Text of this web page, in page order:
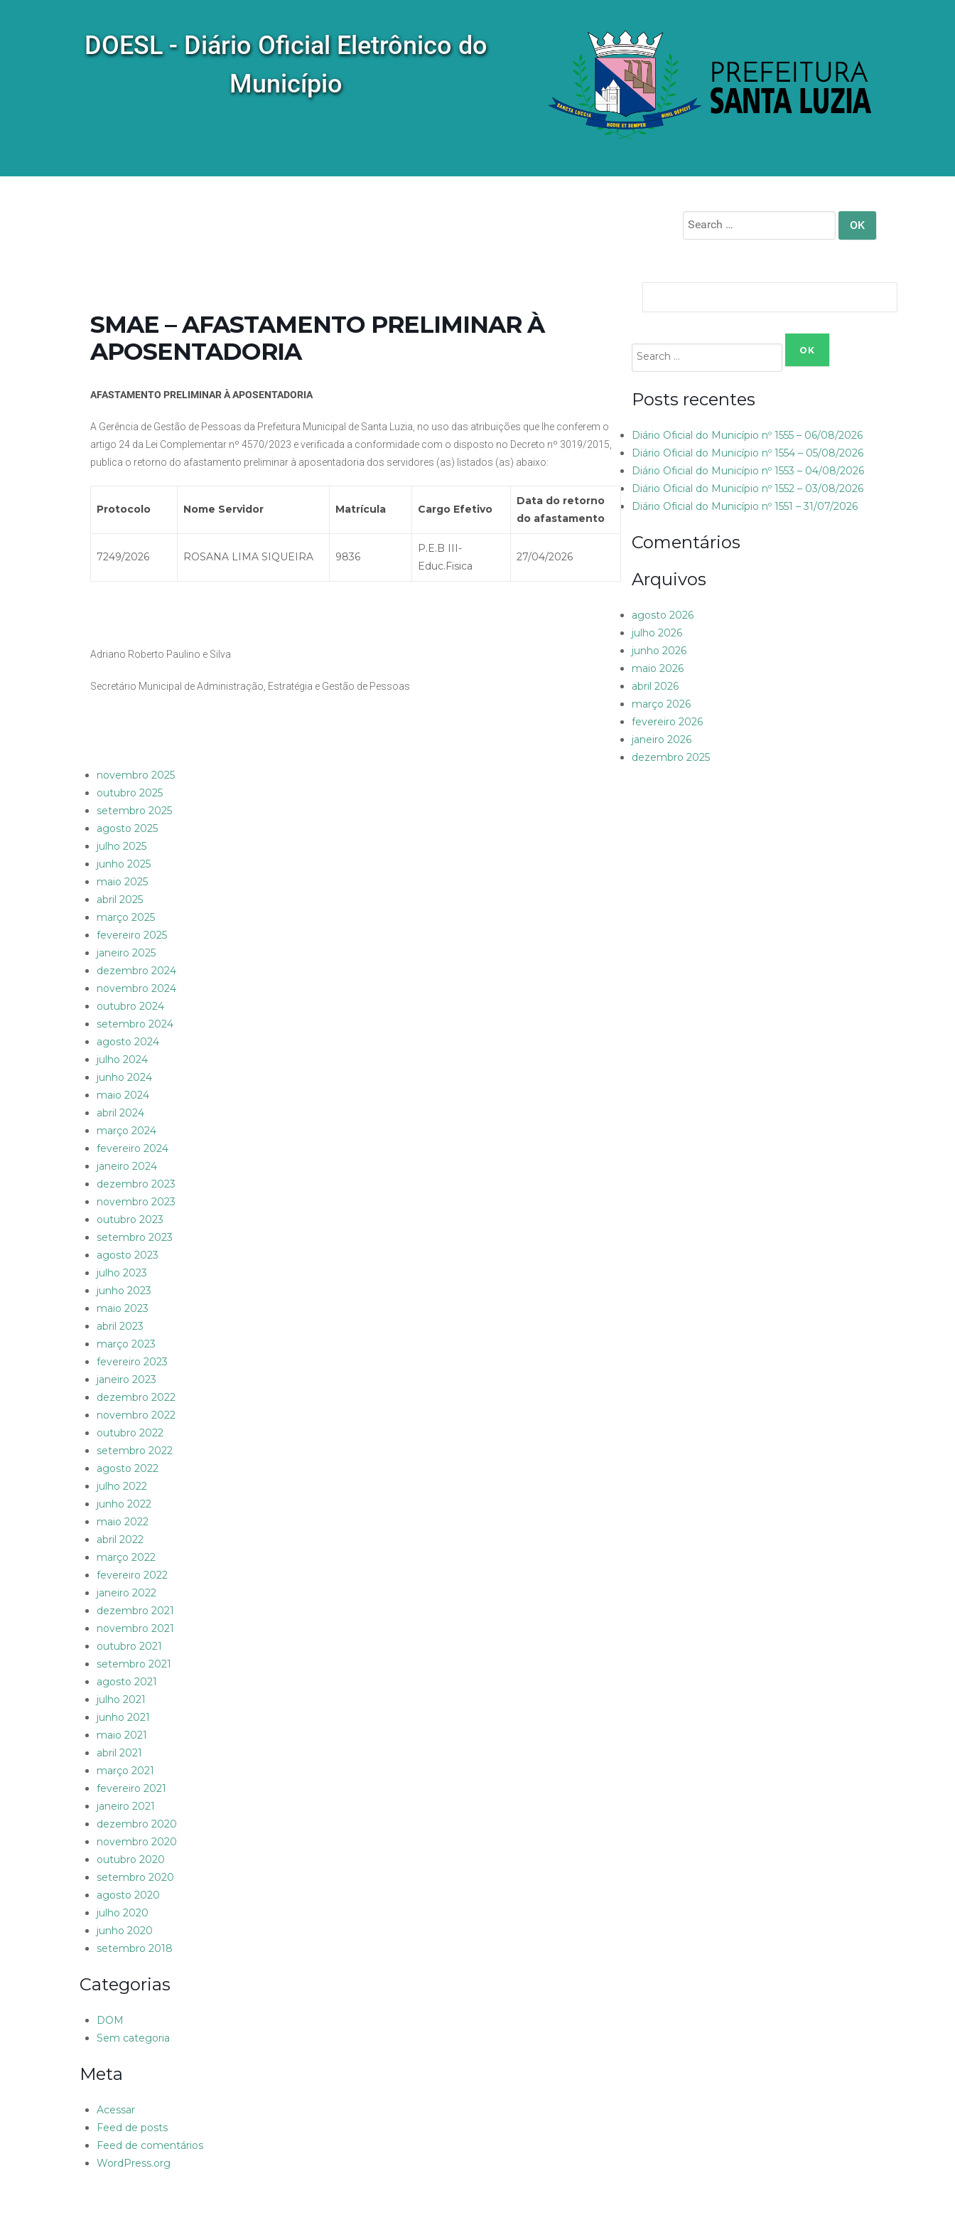
DOESL - Diário Oficial Eletrônico do
Município
Search
for:
SMAE – AFASTAMENTO PRELIMINAR À
APOSENTADORIA
AFASTAMENTO PRELIMINAR À APOSENTADORIA
A Gerência de Gestão de Pessoas da Prefeitura Municipal de Santa Luzia, no uso das atribuições que lhe conferem o
artigo 24 da Lei Complementar nº 4570/2023 e verificada a conformidade com o disposto no Decreto nº 3019/2015,
publica o retorno do afastamento preliminar à aposentadoria dos servidores (as) listados (as) abaixo:
Protocolo Nome Servidor Matrícula Cargo Efetivo
Data do retorno
do afastamento
7249/2026 ROSANA LIMA SIQUEIRA 9836
P.E.B III-
Educ.Fisica
27/04/2026
Adriano Roberto Paulino e Silva
Secretário Municipal de Administração, Estratégia e Gestão de Pessoas
Search
for:
Posts recentes
Diário Oficial do Município nº 1555 – 06/08/2026
Diário Oficial do Município nº 1554 – 05/08/2026
Diário Oficial do Município nº 1553 – 04/08/2026
Diário Oficial do Município nº 1552 – 03/08/2026
Diário Oficial do Município nº 1551 – 31/07/2026
Comentários
Arquivos
agosto 2026
julho 2026
junho 2026
maio 2026
abril 2026
março 2026
fevereiro 2026
janeiro 2026
dezembro 2025
novembro 2025
outubro 2025
setembro 2025
agosto 2025
julho 2025
junho 2025
maio 2025
abril 2025
março 2025
fevereiro 2025
janeiro 2025
dezembro 2024
novembro 2024
outubro 2024
setembro 2024
agosto 2024
julho 2024
junho 2024
maio 2024
abril 2024
março 2024
fevereiro 2024
janeiro 2024
dezembro 2023
novembro 2023
outubro 2023
setembro 2023
agosto 2023
julho 2023
junho 2023
maio 2023
abril 2023
março 2023
fevereiro 2023
janeiro 2023
dezembro 2022
novembro 2022
outubro 2022
setembro 2022
agosto 2022
julho 2022
junho 2022
maio 2022
abril 2022
março 2022
fevereiro 2022
janeiro 2022
dezembro 2021
novembro 2021
outubro 2021
setembro 2021
agosto 2021
julho 2021
junho 2021
maio 2021
abril 2021
março 2021
fevereiro 2021
janeiro 2021
dezembro 2020
novembro 2020
outubro 2020
setembro 2020
agosto 2020
julho 2020
junho 2020
setembro 2018
Categorias
DOM
Sem categoria
Meta
Acessar
Feed de posts
Feed de comentários
WordPress.org